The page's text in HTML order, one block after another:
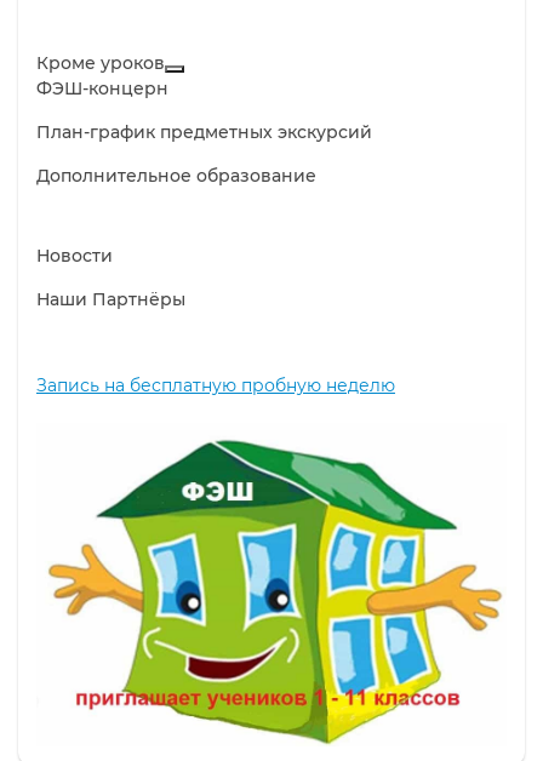
Кроме уроков
ФЭШ-концерн
План-график предметных экскурсий
Дополнительное образование
Новости
Наши Партнёры
Запись на бесплатную пробную неделю